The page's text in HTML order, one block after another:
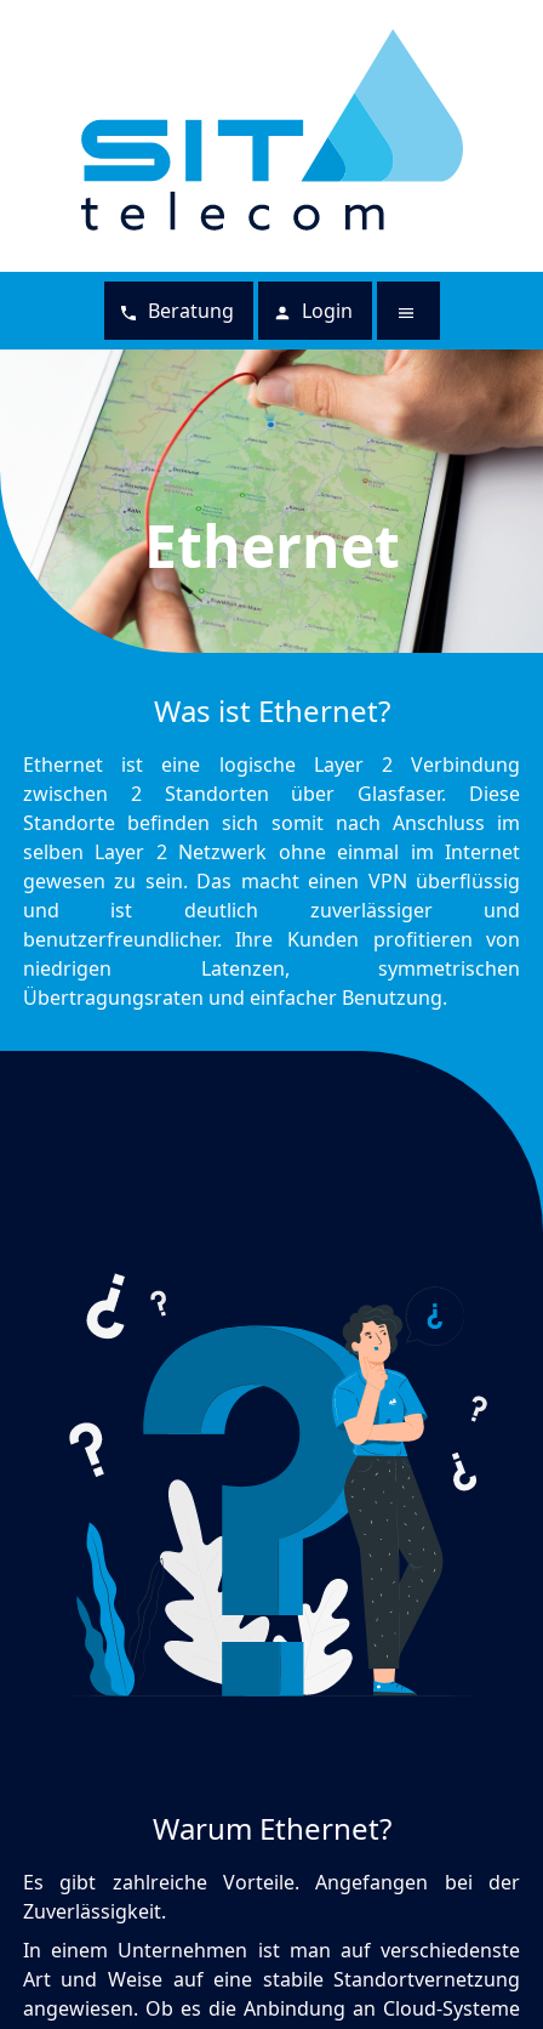
Beratung Login
Ethernet
Was ist Ethernet?
Ethernet ist eine logische Layer 2 Verbindung
zwischen 2 Standorten über Glasfaser. Diese
Standorte befinden sich somit nach Anschluss im
selben Layer 2 Netzwerk ohne einmal im Internet
gewesen zu sein. Das macht einen VPN überflüssig
und ist deutlich zuverlässiger und
benutzerfreundlicher. Ihre Kunden profitieren von
niedrigen Latenzen, symmetrischen
Übertragungsraten und einfacher Benutzung.
Warum Ethernet?
Es gibt zahlreiche Vorteile. Angefangen bei der
Zuverlässigkeit.
In einem Unternehmen ist man auf verschiedenste
Art und Weise auf eine stabile Standortvernetzung
angewiesen. Ob es die Anbindung an Cloud-Systeme